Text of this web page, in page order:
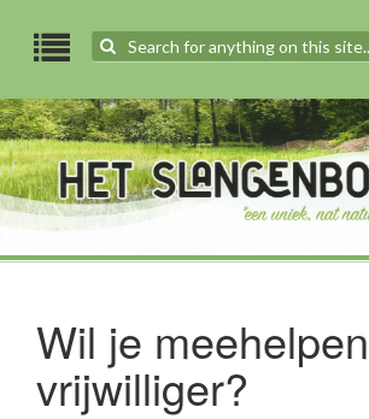
Search
for:
Wil je
vrijwilliger?